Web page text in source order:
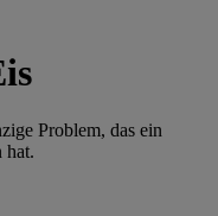
Problem, das ein
hat.